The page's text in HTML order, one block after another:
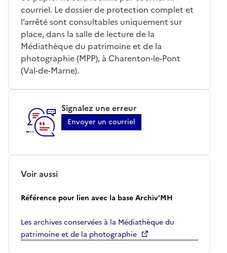
courriel. Le dossier de protection complet et
l’arrêté sont consultables uniquement sur
place, dans la salle de lecture de la
Médiathèque du patrimoine et de la
photographie (MPP), à Charenton-le-Pont
(Val-de-Marne).
Signalez une erreur
Envoyer un courriel
Voir aussi
Référence pour lien avec la base Archiv'MH
Les archives conservées à la Médiathèque du
patrimoine et de la photographie